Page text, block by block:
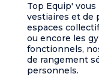
Top Equip'
vestiaires et de
espaces
ou encore les
fonctionnels,
de rangement
personnels.